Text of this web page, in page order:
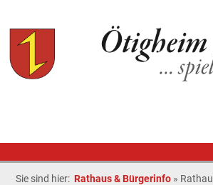
Sie sind hier: Rathaus & Bürgerinfo »